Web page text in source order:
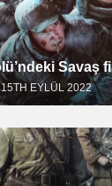
15TH EYLÜL 2022